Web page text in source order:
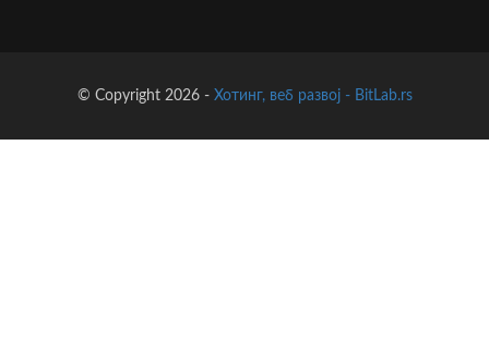
© Copyright 2026 - Хотинг, веб развој - BitLab.rs